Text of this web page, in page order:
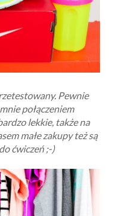
Pewnie
połączeniem
lekkie, także na
małe zakupy też są
ćwiczeń ;-)